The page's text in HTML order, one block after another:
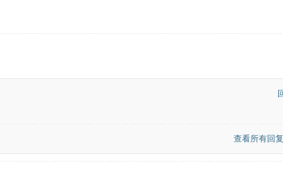
查看所有回